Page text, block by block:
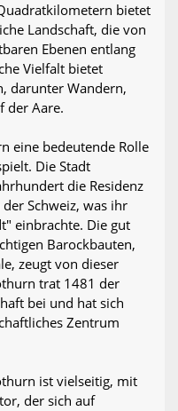
bietet
Landschaft, die von
Ebenen entlang
Vielfalt bietet
darunter Wandern,
der Aare.
eine bedeutende Rolle
Die Stadt
die Residenz
Schweiz, was ihr
einbrachte. Die gut
Barockbauten,
zeugt von dieser
trat 1481 der
bei und hat sich
Zentrum
ist vielseitig, mit
der sich auf